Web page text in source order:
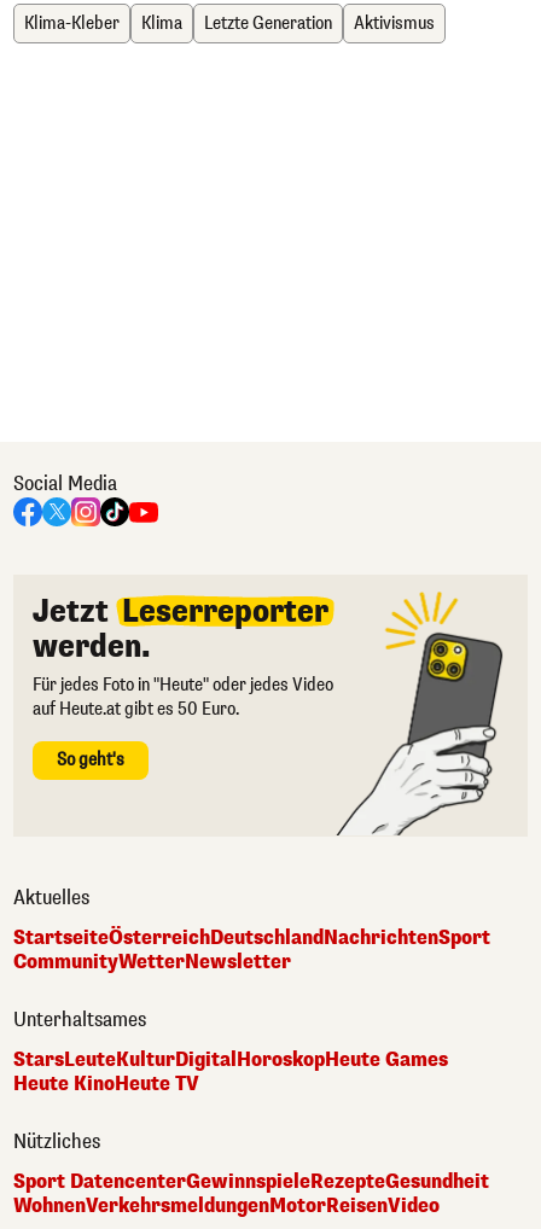
Klima-Kleber Klima Letzte Generation Aktivismus
Social Media
Jetzt Leserreporter
werden.
Für jedes Foto in "Heute" oder jedes Video
auf Heute.at gibt es 50 Euro.
So geht's
Aktuelles
StartseiteÖsterreichDeutschlandNachrichtenSport
CommunityWetterNewsletter
Unterhaltsames
StarsLeuteKulturDigitalHoroskopHeute Games
Heute KinoHeute TV
Nützliches
Sport DatencenterGewinnspieleRezepteGesundheit
WohnenVerkehrsmeldungenMotorReisenVideo